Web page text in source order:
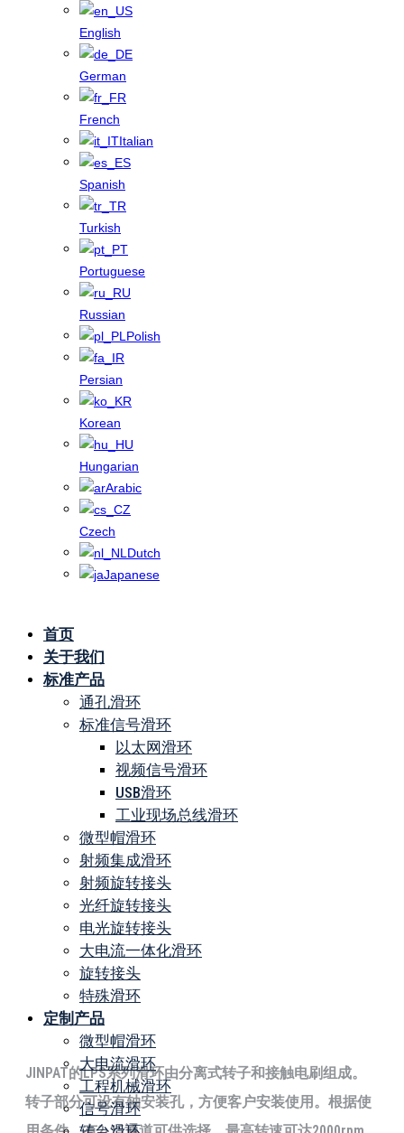
English
German
French
Italian
Spanish
Turkish
Portuguese
Russian
Polish
Persian
Korean
Hungarian
Arabic
Czech
Dutch
Japanese
首页
关于我们
标准产品
通孔滑环
标准信号滑环
以太网滑环
视频信号滑环
USB滑环
工业现场总线滑环
微型帽滑环
射频集成滑环
射频旋转接头
光纤旋转接头
电光旋转接头
大电流一体化滑环
旋转接头
特殊滑环
定制产品
微型帽滑环
大电流滑环
工程机械滑环
信号滑环
无人驾驶飞
机
JINPAT的LPS系列滑环由分离式转子和接触电刷组成。
转子部分可设有轴安装孔，方便客户安装使用。根据使